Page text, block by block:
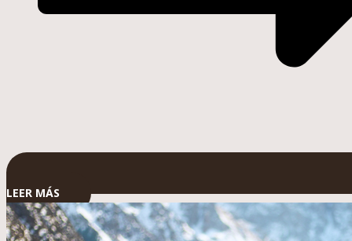
LEER MÁS